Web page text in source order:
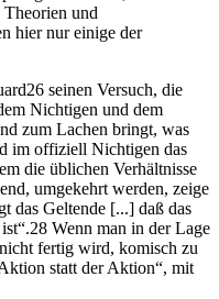
und
hier nur einige der
seinen Versuch, die
Nichtigen und dem
zum Lachen bringt, was
im offiziell Nichtigen das
die üblichen Verhältnisse
umgekehrt werden, zeige
das Geltende [...] daß das
Wenn man in der Lage
fertig wird, komisch zu
statt der Aktion“, mit